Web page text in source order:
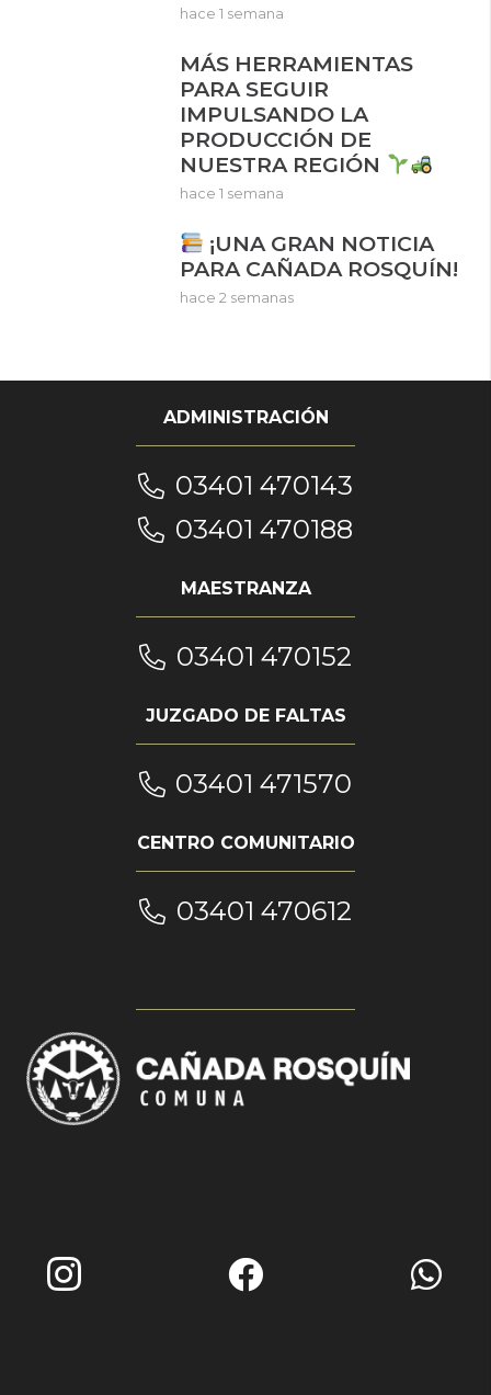
hace 1 semana
MÁS HERRAMIENTAS
PARA SEGUIR
IMPULSANDO LA
PRODUCCIÓN DE
NUESTRA REGIÓN
hace 1 semana
¡UNA GRAN NOTICIA
PARA CAÑADA ROSQUÍN!
hace 2 semanas
ADMINISTRACIÓN
03401 470143
03401 470188
MAESTRANZA
03401 470152
JUZGADO DE FALTAS
03401 471570
CENTRO COMUNITARIO
03401 470612